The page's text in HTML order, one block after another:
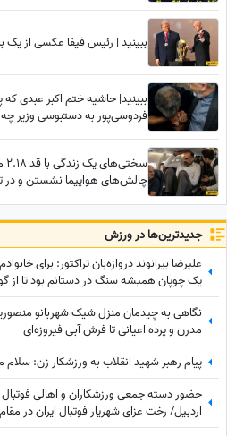
ببینید | رئیس فیفا عکسی از یک
ببینید| حاشیه ختم اکبر عبدی که
فردوسی‌پور به دستبوسی وزیر
چالش‌های هواپیما نشستن و
جدید‌ترین‌ها در ورزش
یک چوپان همیشه سنگ در دستانم بود تا از گوسفندان مراقبت کنم
نگاهی به چیدمان منزل شیک شهربانو
مدرن و پرده اعیانی تا فرش آبی فیروزه‌ای
پیام رهبر شهید انقلاب به ورزشکار زن: سلام
حضور دسته جمعی ورزشکاران و اهالی
اردبیل/ رخت عزای شهریار فوتبال ایران در